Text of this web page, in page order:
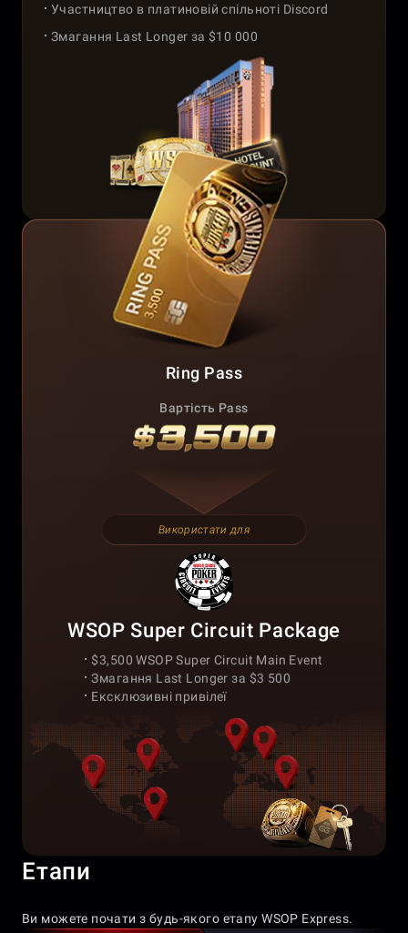
Участництво в платиновій спільноті Discord
Змагання Last Longer за $10 000
Ring Pass
Вартість Pass
Використати для
WSOP Super Circuit Package
$3,500 WSOP Super Circuit Main Event
Змагання Last Longer за $3 500
Ексклюзивні привілеї
Етапи
Ви можете почати з будь-якого етапу WSOP Express.